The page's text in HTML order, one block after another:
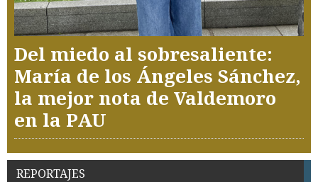
Del miedo al sobresaliente:
María de los Ángeles Sánchez,
la mejor nota de Valdemoro
en la PAU
REPORTAJES